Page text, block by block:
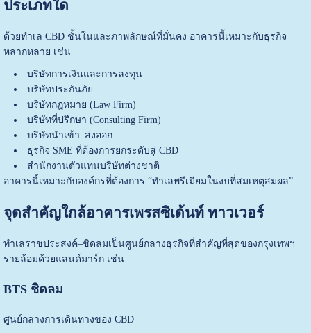
ประเภทใด
ด้วยทำเล CBD ชั้นในและภาพลักษณ์ที่มั่นคง อาคารนี้เหมาะกับธุรกิจ
หลากหลาย เช่น
บริษัทการเงินและการลงทุน
บริษัทประกันภัย
บริษัทกฎหมาย (Law Firm)
บริษัทที่ปรึกษา (Consulting Firm)
บริษัทนำเข้า–ส่งออก
ธุรกิจ SME ที่ต้องการยกระดับสู่ CBD
สำนักงานตัวแทนบริษัทต่างชาติ
อาคารนี้เหมาะกับองค์กรที่ต้องการ “ทำเลพรีเมียมในงบที่สมเหตุสมผล”
จุดสำคัญใกล้อาคารเพรสซิเด้นท์ ทาวเวอร์
ทำเลราชประสงค์–ชิดลมเป็นศูนย์กลางธุรกิจที่สำคัญที่สุดของกรุงเทพฯ
รายล้อมด้วยแลนด์มาร์ก เช่น
BTS ชิดลม
ศูนย์กลางการเดินทางของ CBD